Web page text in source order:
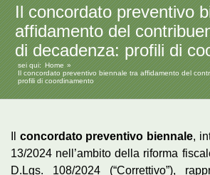
Il concordato preventivo
affidamento del
di decadenza: profili di
sei qui:
Home
Il concordato preventivo biennale tra affidamento del
profili di coordinamento
concordato preventivo biennale,
13/2024 nell’ambito della riforma
D.Lgs. 108/2024 (“Correttivo”),